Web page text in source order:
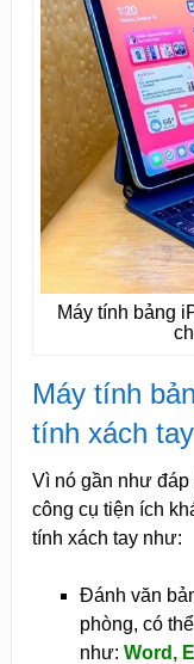
Máy tính bảng
Máy tính
tính xách
Vì nó gần như
công cụ tiện ích
tính xách tay như:
Đánh văn
phòng, có
như: Word,